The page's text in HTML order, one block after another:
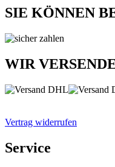
SIE KÖNNEN
WIR
Vertrag widerrufen
Service